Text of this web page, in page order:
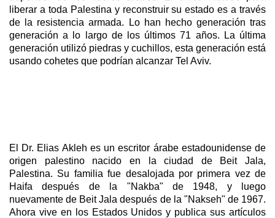
liberar a toda Palestina y reconstruir su estado es a través
de la resistencia armada. Lo han hecho generación tras
generación a lo largo de los últimos 71 años. La última
generación utilizó piedras y cuchillos, esta generación está
usando cohetes que podrían alcanzar Tel Aviv.
El Dr. Elias Akleh es un escritor árabe estadounidense de
origen palestino nacido en la ciudad de Beit Jala,
Palestina. Su familia fue desalojada por primera vez de
Haifa después de la "Nakba" de 1948, y luego
nuevamente de Beit Jala después de la "Nakseh" de 1967.
Ahora vive en los Estados Unidos y publica sus artículos